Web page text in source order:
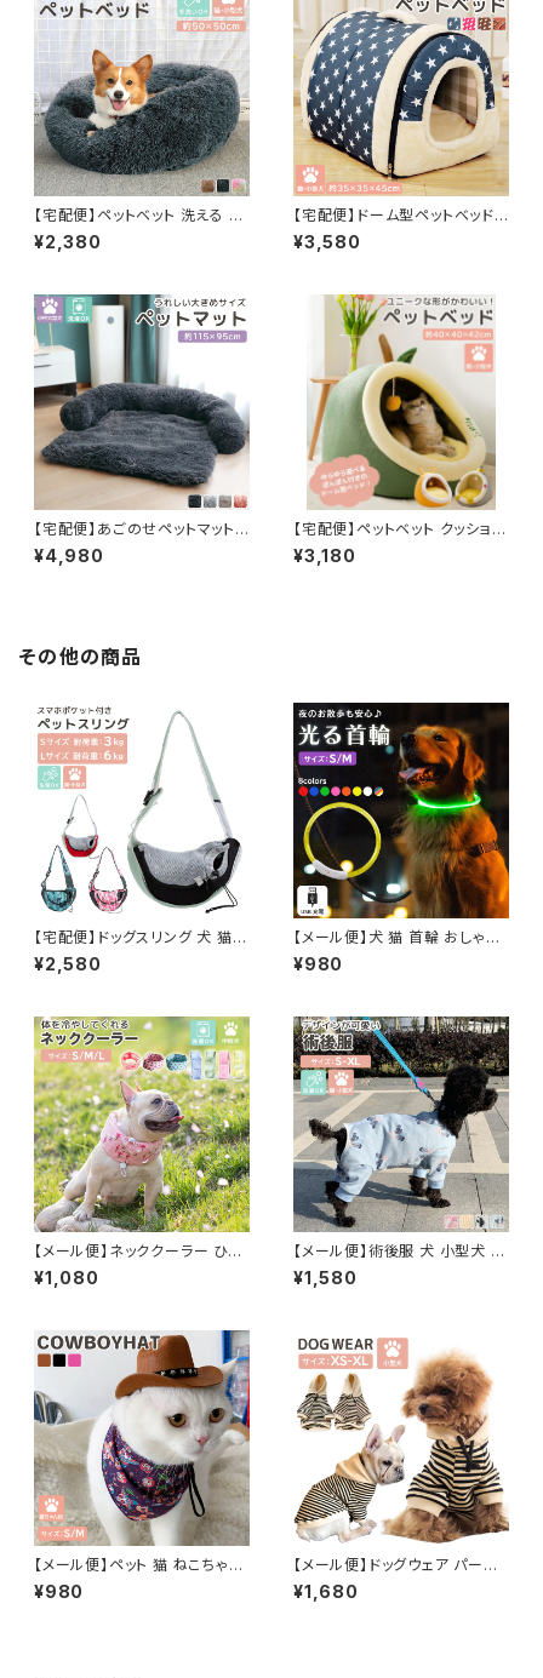
【宅配便】ペットベット 洗える ふ
わふわ 裏起毛 クッション 犬 猫
滑り止め／pets039
¥2,380
【宅配便】ドーム型ペットベッド
クッション付き 2点セット ハウス
リバーシブル 2way 犬 猫／pet
¥3,580
【宅配便】あごのせペットマット
ふかふか 起毛 滑り止め 大きめ
犬 猫 秋冬／pets062
¥4,980
【宅配便】ペットベット クッション
2点セット おもちゃ付き ハウス
リバーシブル 犬 猫／pets066
¥3,180
その他の商品
【宅配便】ドッグスリング 犬 猫
ペット 抱っこひも キャリーバッグ
ショルダー／pets011
¥2,580
【メール便】犬 猫 首輪 おしゃれ
かわいい 光る ライト カラー 白
USB 充電コード 2点セット 小型
¥980
【メール便】ネッククーラー ひん
やり クール 熱中症対策 スカー
フ バンダナ 犬 ペット／pets14
¥1,080
【メール便】術後服 犬 小型犬 猫
女の子 男の子 長袖 舐め防止
抜け毛対策 ドッグウェア ／pet
¥1,580
【メール便】ペット 猫 ねこちゃん
帽子 コスプレ コスチューム フェ
ルト調生地 グッズ 被り物 カウボ
¥980
【メール便】ドッグウェア パーカ
ー フード付き ペット 犬服 猫服
ボーダー柄 袖あり 伸縮性あり
¥1,680